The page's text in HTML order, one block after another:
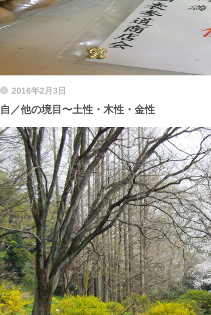
2016年2月3日
自／他の境目〜土性・木性・金性